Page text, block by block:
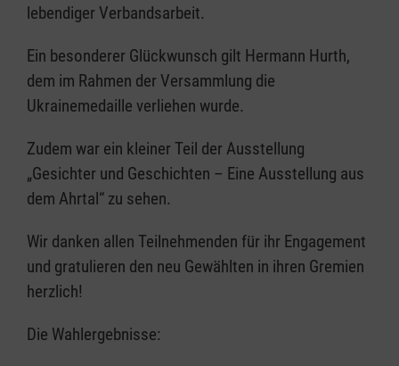
lebendiger Verbandsarbeit.
Ein besonderer Glückwunsch gilt Hermann Hurth,
dem im Rahmen der Versammlung die
Ukrainemedaille verliehen wurde.
Zudem war ein kleiner Teil der Ausstellung
„Gesichter und Geschichten – Eine Ausstellung aus
dem Ahrtal“ zu sehen.
Wir danken allen Teilnehmenden für ihr Engagement
und gratulieren den neu Gewählten in ihren Gremien
herzlich!
Die Wahlergebnisse: